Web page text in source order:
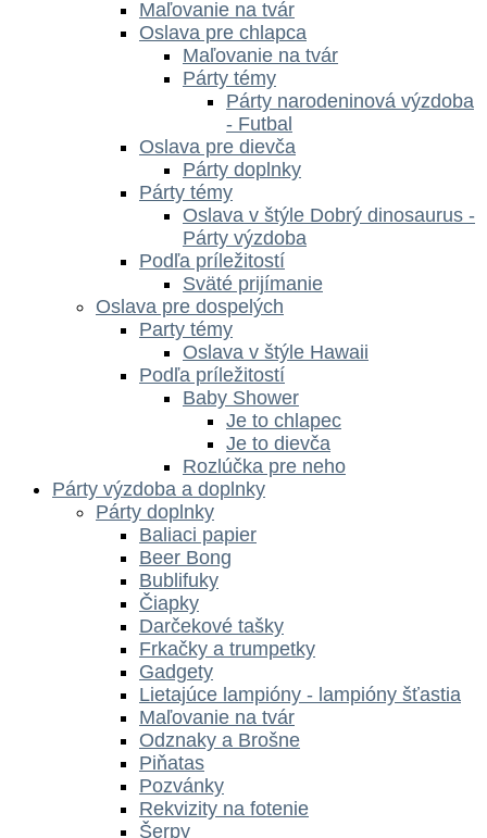
Maľovanie na tvár
Oslava pre chlapca
Maľovanie na tvár
Párty témy
Párty narodeninová výzdoba
- Futbal
Oslava pre dievča
Párty doplnky
Párty témy
Oslava v štýle Dobrý dinosaurus -
Párty výzdoba
Podľa príležitostí
Sväté prijímanie
Oslava pre dospelých
Party témy
Oslava v štýle Hawaii
Podľa príležitostí
Baby Shower
Je to chlapec
Je to dievča
Rozlúčka pre neho
Párty výzdoba a doplnky
Párty doplnky
Baliaci papier
Beer Bong
Bublifuky
Čiapky
Darčekové tašky
Frkačky a trumpetky
Gadgety
Lietajúce lampióny - lampióny šťastia
Maľovanie na tvár
Odznaky a Brošne
Piňatas
Pozvánky
Rekvizity na fotenie
Šerpy